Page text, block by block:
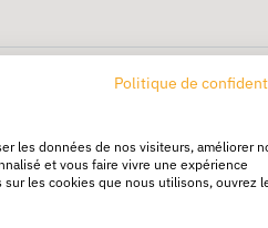
Politique de
les données de nos visiteurs, améliorer
et vous faire vivre une expérience
les cookies que nous utilisons, ouvrez